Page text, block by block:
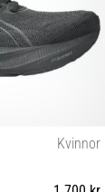
Kvinnor